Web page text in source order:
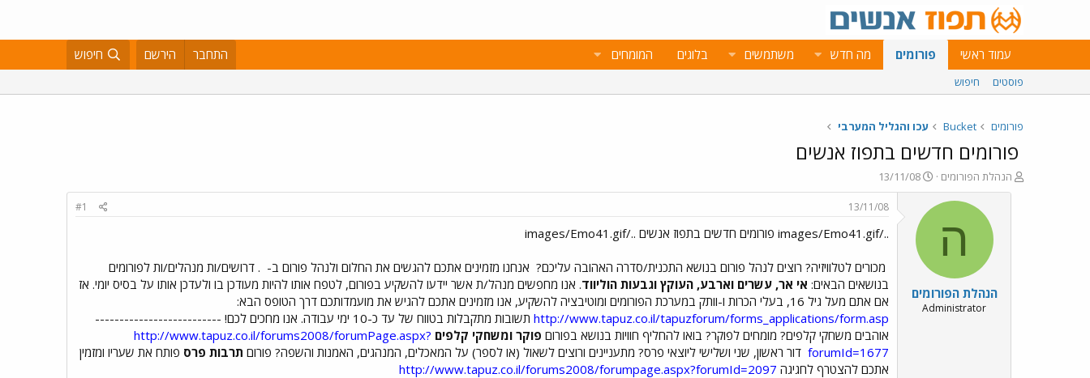
עמוד ראשי פורומים מה חדש משתמשים בלוגים המומחים התחבר הירשם חיפוש
פוסטים חיפוש
פורומים Bucket עכו והגליל המערבי
פורומים חדשים בתפוז אנשים
פ
ו
הנהלת הפורומים
פ
ו
ס
ם
ב
ת
ר
13/11/08
ה
הנהלת הפורומים
Administrator
13/11/08
#1
../images/Emo41.gif פורומים חדשים בתפוז אנשים ../images/Emo41.gif
מכורים לטלוויזיה? רוצים לנהל פורום בנושא התכנית/סדרה האהובה עליכם? אנחנו מזמינים אתכם להגשים את החלום ולנהל פורום ב- . דרושים/ות מנהלים/ות לפורומים
בנושאים הבאים: אי אר, עשרים וארבע, העוקץ וגבעות הוליווד. אנו מחפשים מנהל/ת אשר יידעו להשקיע בפורום, לטפח אותו להיות מעודכן בו ולעדכן אותו על בסיס יומי. אז
אם אתם מעל גיל 16, בעלי הכרות ו-וותק במערכת הפורומים ומוטיבציה להשקיע, אנו מזמינים אתכם להגיש את מועמדותכם דרך הטופס הבא:
http://www.tapuz.co.il/tapuzforum/forms_applications/form.asp תשובות מתקבלות בטווח של עד כ-10 ימי עבודה. אנו מחכים לכם! --------------------------
אוהבים משחקי קלפים? מומחים לפוקר? בואו להחליף חוויות בנושא בפורום פוקר ומשחקי קלפים http://www.tapuz.co.il/forums2008/forumPage.aspx?
forumId=1677 דור ראשון, שני ושלישי ליוצאי פרס? מתעניינים ורוצים לשאול (או לספר) על המאכלים, המנהגים, האמנות והשפה? פורום תרבות פרס פותח את שעריו ומזמין
אתכם להצטרף לחגיגה http://www.tapuz.co.il/forums2008/forumpage.aspx?forumId=2097